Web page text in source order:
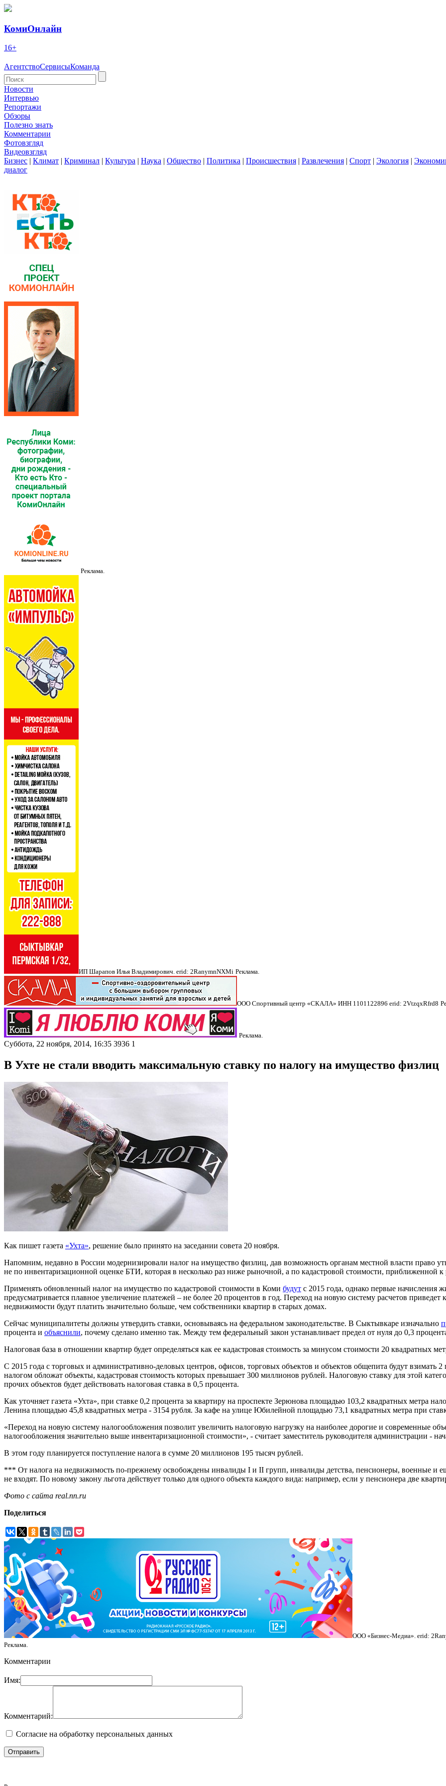
КомиОнлайн
16+
АгентствоСервисыКоманда
Новости
Интервью
Репортажи
Обзоры
Полезно знать
Комментарии
Фотовзгляд
Видеовзгляд
Бизнес | Климат | Криминал | Культура | Наука | Общество | Политика | Происшествия | Развлечения | Спорт | Экология |
диалог
Реклама.
ИП Шарапов Илья Владимирович. erid: 2RanymnNXMi Реклама.
ООО Спортивный центр «СКАЛА» ИНН 1101122896 erid: 2VtzqxRfrd8
Реклама.
Суббота, 22 ноября, 2014, 16:35 3936 1
В Ухте не стали вводить максимальную ставку по налогу на имущество физлиц
Как пишет газета «Ухта», решение было принято на заседании совета 20 ноября.
Напомним, недавно в России модернизировали налог на имущество физлиц, дав возможность органам местной власти право
не по инвентаризационной оценке БТИ, которая в несколько раз ниже рыночной, а по кадастровой стоимости, приближенной к
Применять обновленный налог на имущество по кадастровой стоимости в Коми будут с 2015 года, однако первые начисления
предусматривается плавное увеличение платежей – не более 20 процентов в год. Переход на новую систему расчетов
недвижимости будут платить значительно больше, чем собственники квартир в старых домах.
Сейчас муниципалитеты должны утвердить ставки, основываясь на федеральном законодательстве. В Сыктывкаре изначально
процента и объяснили, почему сделано именно так. Между тем федеральный закон устанавливает предел от нуля до 0,3
Налоговая база в отношении квартир будет определяться как ее кадастровая стоимость за минусом стоимости 20 квадратных
С 2015 года с торговых и административно-деловых центров, офисов, торговых объектов и объектов общепита будут взимать
налогом обложат объекты, кадастровая стоимость которых превышает 300 миллионов рублей. Налоговую ставку для этой
прочих объектов будет действовать налоговая ставка в 0,5 процента.
Как уточняет газета «Ухта», при ставке 0,2 процента за квартиру на проспекте Зерюнова площадью 103,2 квадратных метра
Ленина площадью 45,8 квадратных метра - 3154 рубля. За кафе на улице Юбилейной площадью 73,1 квадратных метра при
«Переход на новую систему налогообложения позволит увеличить налоговую нагрузку на наиболее дорогие и современные
налогообложения значительно выше инвентаризационной стоимости», - считает заместитель руководителя администрации -
В этом году планируется поступление налога в сумме 20 миллионов 195 тысяч рублей.
*** От налога на недвижимость по-прежнему освобождены инвалиды I и II групп, инвалиды детства, пенсионеры, военные и
не входят. По новому закону льгота действует только для одного объекта каждого вида: например, если у пенсионера две
Фото с сайта real.nn.ru
Поделиться
ООО «Бизнес-Медиа». erid:
Реклама.
Комментарии
Имя:
Комментарий:
Согласие на обработку персональных данных